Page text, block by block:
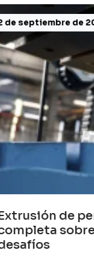
PVC: guía
y los